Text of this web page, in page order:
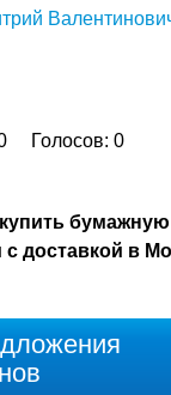
Голосов: 0
бумажную
в